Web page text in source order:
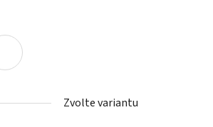
Zvolte variantu